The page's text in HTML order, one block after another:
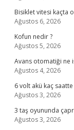
Bisiklet vitesi kaçta
Ağustos 6, 2026
Kofun nedir ?
Ağustos 5, 2026
Avans otomatiği ne
Ağustos 4, 2026
6 volt akü kaç
Ağustos 3, 2026
3 taş oyununda
Ağustos 3, 2026